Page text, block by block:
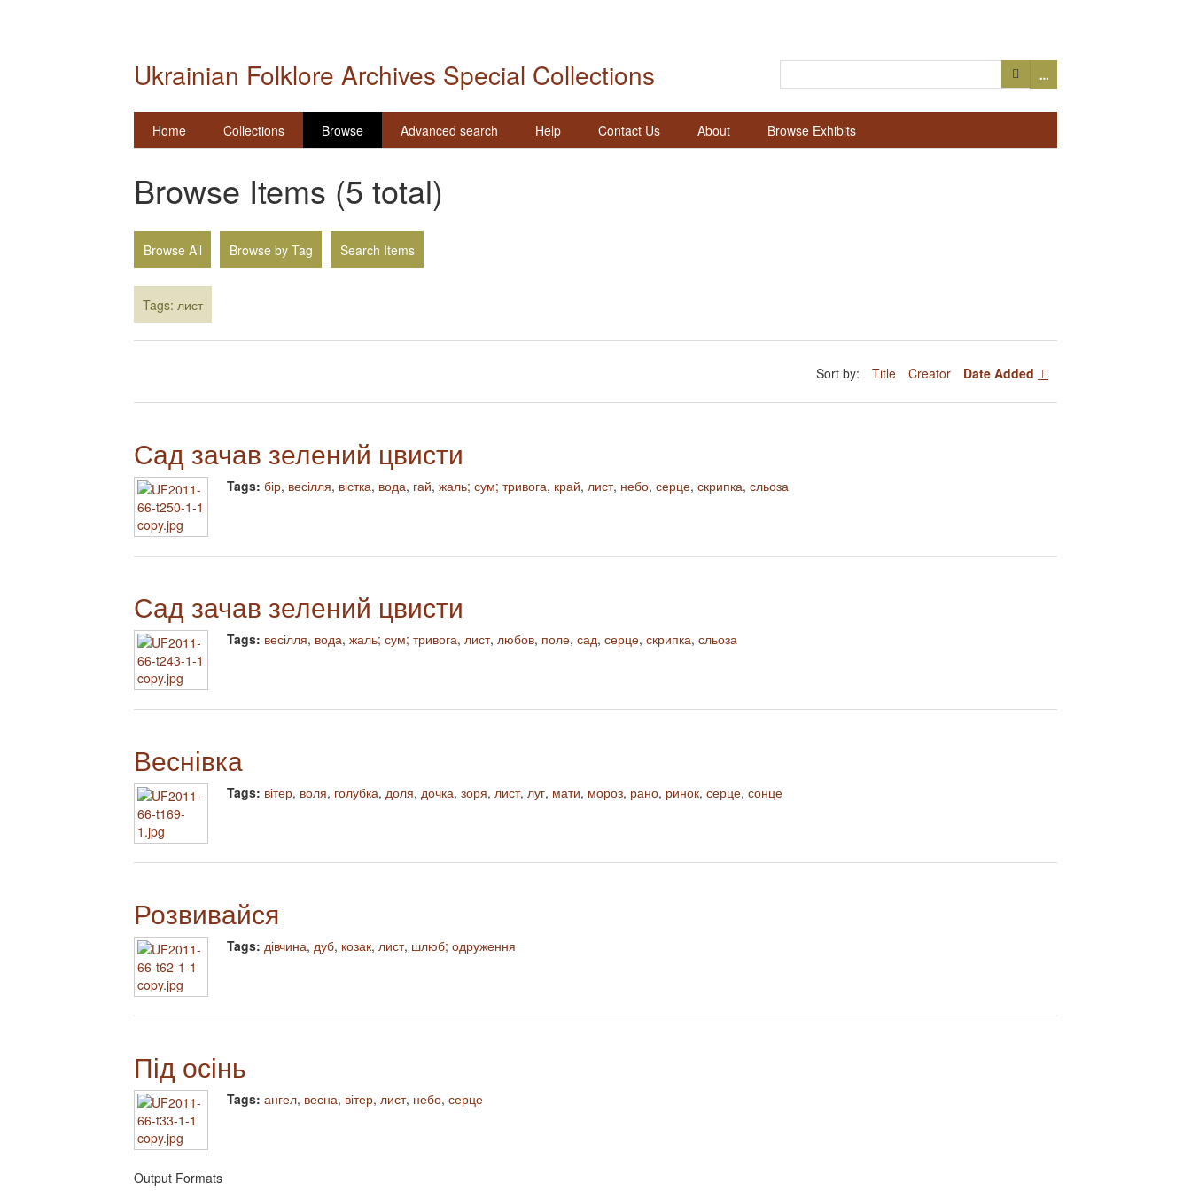
…
Ukrainian Folklore Archives Special Collections
Home Collections Browse Advanced search Help Contact Us About Browse Exhibits
Browse Items (5 total)
Browse All Browse by Tag Search Items
Tags: лист
Sort by: Title Creator Date Added
Сад зачав зелений цвисти
Tags: бір, весілля, вістка, вода, гай, жаль; сум; тривога, край, лист, небо, серце, скрипка, сльоза
Сад зачав зелений цвисти
Tags: весілля, вода, жаль; сум; тривога, лист, любов, поле, сад, серце, скрипка, сльоза
Веснівка
Tags: вітер, воля, голубка, доля, дочка, зоря, лист, луг, мати, мороз, рано, ринок, серце, сонце
Розвивайся
Tags: дівчина, дуб, козак, лист, шлюб; одруження
Під осінь
Tags: ангел, весна, вітер, лист, небо, серце
Output Formats